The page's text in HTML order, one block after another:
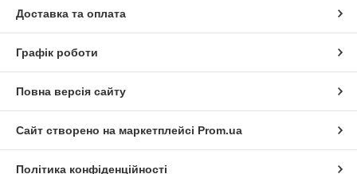
Доставка та оплата
Графік роботи
Повна версія сайту
Сайт створено на маркетплейсі Prom.ua
Політика конфіденційності